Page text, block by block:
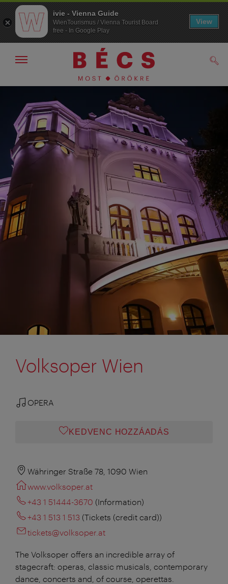
A
navigációhoz
A
tartalomhoz
Navigáció
elrejtése
Volksoper Wien
OPERA
KEDVENC HOZZÁADÁS
Währinger Straße 78, 1090 Wien
www.volksoper.at
+43 1 51444-3670 (Information)
+43 1 513 1 513 (Tickets (credit card))
tickets@volksoper.at
The Volksoper offers an incredible array of
stagecraft: operas, classic musicals, contemporary
dance, concerts and, of course, operettas.
ivie - Vienna Guide
WienTourismus / Vienna Tourist Board
free - In Google Play
View